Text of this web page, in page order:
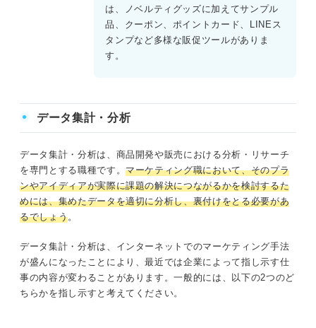
は、ノベルティグッズに加えてサンプル
品、クーポン、ポイントカード、LINEス
タンプなど多様な販促ツールがありま
す。
データ集計・分析
データ集計・分析は、商品開発や販売における分析・リサーチ
を専門とする職種です。マーケティング職において、そのプラ
ンやアイディアが実際に課題の解決につながるかを検討するた
めには、集めたデータを適切に分析し、裏付けをとる必要があ
るでしょう。
データ集計・分析は、インターネットでのマーケティング手法
が盛んになったことにより、最近では企業によって指し示す仕
事の内容が変わることがあります。一般的には、以下の2つのど
ちらかを指し示すと考えてください。